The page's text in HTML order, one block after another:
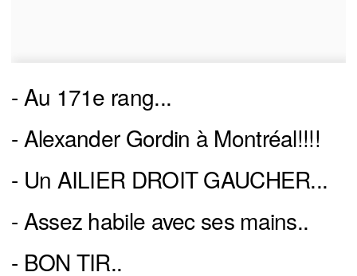
- Au 171e rang...
- Alexander Gordin à Montréal!!!!
- Un AILIER DROIT GAUCHER...
- Assez habile avec ses mains..
- BON TIR..